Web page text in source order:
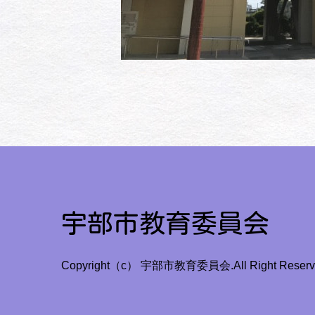
宇部市教育委員会
Copyright（c） 宇部市教育委員会.All Right